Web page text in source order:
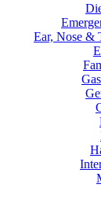
Ear, Nose &